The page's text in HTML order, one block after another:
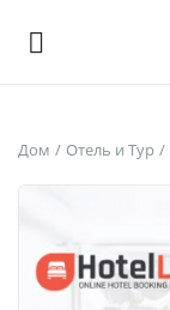
Продать
Main Menu
Категории
Дом Отель и Тур